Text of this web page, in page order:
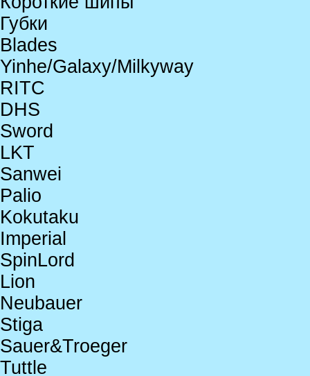
Губки
Blades
Yinhe/Galaxy/Milkyway
RITC
DHS
Sword
LKT
Sanwei
Palio
Kokutaku
Imperial
SpinLord
Lion
Neubauer
Stiga
Sauer&Troeger
Tuttle